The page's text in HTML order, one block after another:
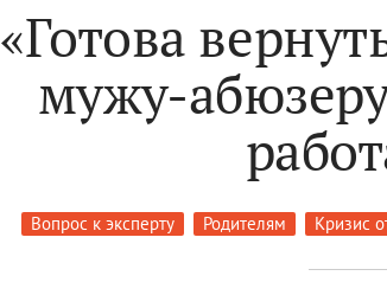
«Готова
мужу-
Вопрос к эксперту Родителям Кризис